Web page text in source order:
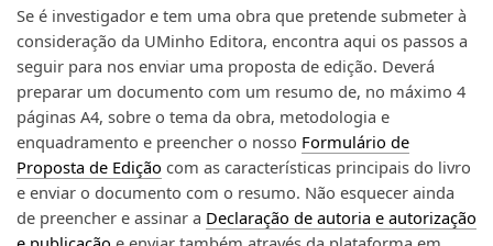
Se é investigador e tem uma obra que pretende submeter à
consideração da UMinho Editora, encontra aqui os passos a
seguir para nos enviar uma proposta de edição. Deverá
preparar um documento com um resumo de, no máximo 4
páginas A4, sobre o tema da obra, metodologia e
enquadramento e preencher o nosso Formulário​ de
Proposta de Edição com as características principais do livro
e enviar o documento com o resumo. Não esquecer ainda
de preencher e assinar a Declaração de autoria e autorização